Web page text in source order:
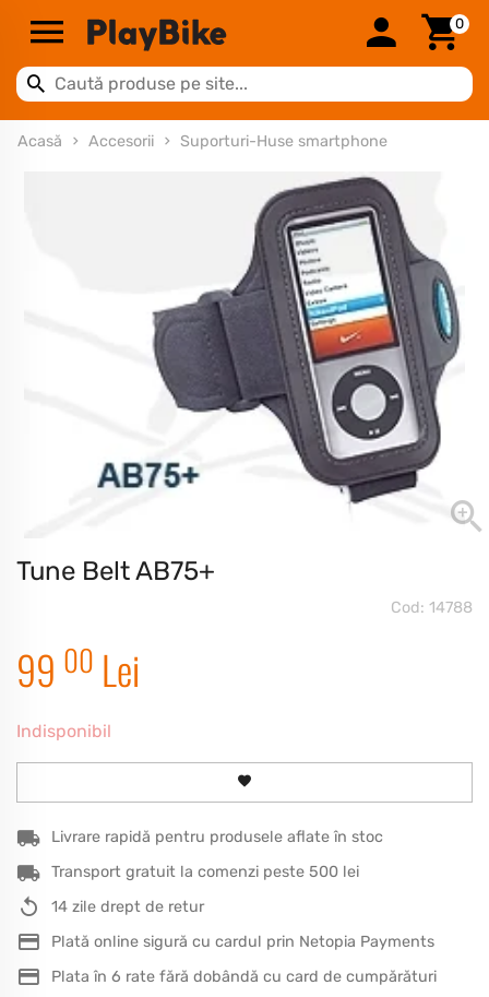
0
Acasă Accesorii Suporturi-Huse smartphone
Tune Belt AB75+
Cod: 14788
99 00 Lei
Indisponibil
Livrare rapidă pentru produsele aflate în stoc
Transport gratuit la comenzi peste 500 lei
14 zile drept de retur
Plată online sigură cu cardul prin Netopia Payments
Plata în 6 rate fără dobândă cu card de cumpărături